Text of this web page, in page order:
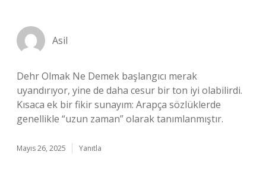
Asil
Dehr Olmak Ne Demek başlangıcı merak
uyandırıyor, yine de daha cesur bir ton iyi olabilirdi.
Kısaca ek bir fikir sunayım: Arapça sözlüklerde
genellikle “uzun zaman” olarak tanımlanmıştır.
Mayıs 26, 2025 Yanıtla